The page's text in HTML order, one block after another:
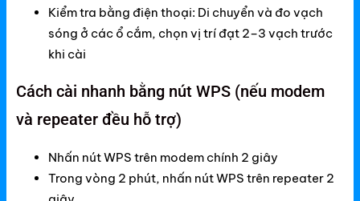
Kiểm tra bằng điện thoại: Di chuyển và đo vạch
sóng ở các ổ cắm, chọn vị trí đạt 2–3 vạch trước
khi cài
Cách cài nhanh bằng nút WPS (nếu modem
và repeater đều hỗ trợ)
Nhấn nút WPS trên modem chính 2 giây
Trong vòng 2 phút, nhấn nút WPS trên repeater 2